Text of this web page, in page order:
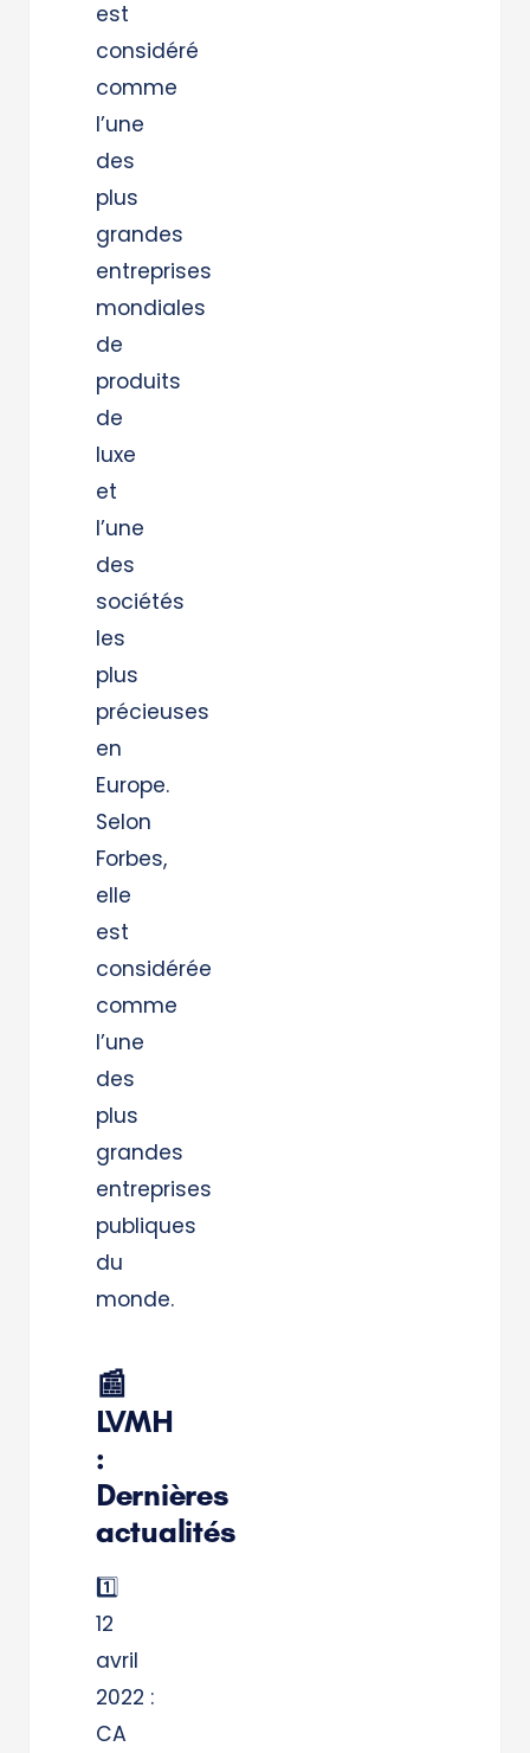
est
considéré
comme
l’une
des
plus
grandes
entreprises
mondiales
de
produits
de
luxe
et
l’une
des
sociétés
les
plus
précieuses
en
Europe.
Selon
Forbes,
elle
est
considérée
comme
l’une
des
plus
grandes
entreprises
publiques
du
monde.
📰
LVMH
:
Dernières
actualités
1️⃣
12
avril
2022 :
CA